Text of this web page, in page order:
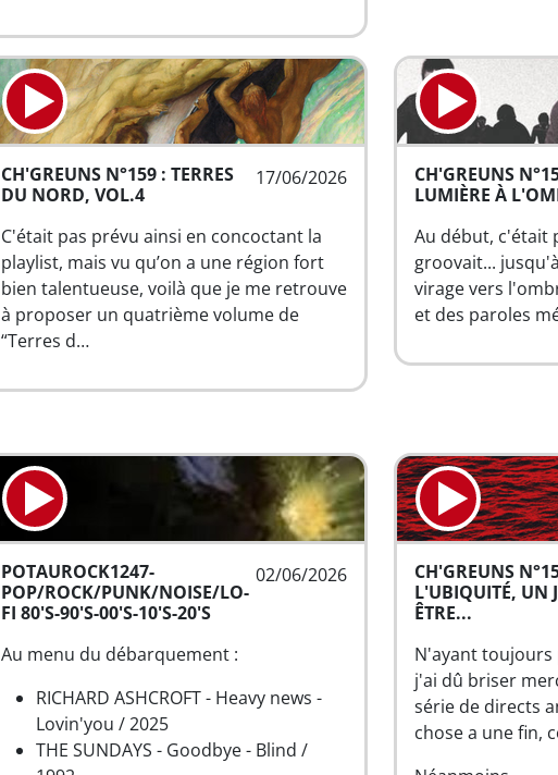
17/06/2026
CH'GREUNS N°159 : TERRES
DU NORD, VOL.4
C'était pas prévu ainsi en concoctant la
playlist, mais vu qu’on a une région fort
bien talentueuse, voilà que je me retrouve
à proposer un quatrième volume de
“Terres d…
CH'GREUNS
LUMIÈRE À
Au début, c'était
groovait...
virage vers
et des paroles
02/06/2026
POTAUROCK1247-
POP/ROCK/PUNK/NOISE/LO-
FI 80'S-90'S-00'S-10'S-20'S
Au menu du débarquement :
RICHARD ASHCROFT - Heavy news -
Lovin'you / 2025
THE SUNDAYS - Goodbye - Blind /
CH'GREUNS
L'UBIQUITÉ, UN
ÊTRE...
N'ayant toujours
j'ai dû briser
série de directs
chose a une fin,